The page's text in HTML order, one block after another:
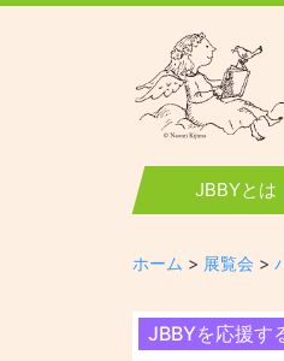
JBBY
日本国際児童図
JBBYとは
ホーム > 展覧会 >
JBBYを応援す